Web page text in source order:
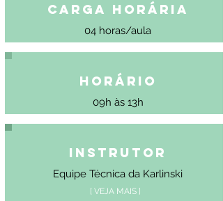
Carga Horária
04 horas/aula
Horário
09h às 13h
Instrutor
Equipe Técnica da Karlinski
[ VEJA MAIS ]